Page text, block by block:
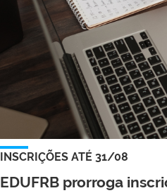
INSCRIÇÕES ATÉ 31/08
EDUFRB prorroga